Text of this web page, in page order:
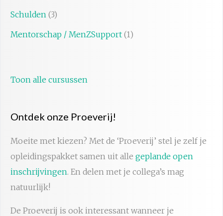
Schulden (3)
Mentorschap / MenZSupport (1)
Toon alle cursussen
Ontdek onze Proeverij!
Moeite met kiezen? Met de ‘Proeverij’ stel je zelf je
opleidingspakket samen uit alle geplande open
inschrijvingen. En delen met je collega’s mag
natuurlijk!
De Proeverij is ook interessant wanneer je